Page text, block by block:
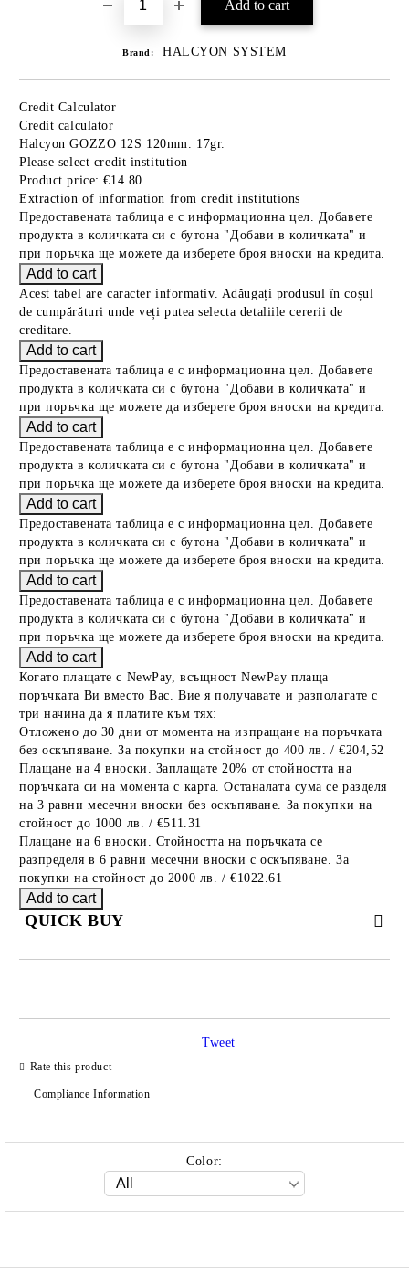
Brand: HALCYON SYSTEM
Credit Calculator
Credit calculator
Halcyon GOZZO 12S 120mm. 17gr.
Please select credit institution
Product price: €14.80
Extraction of information from credit institutions
Предоставената таблица е с информационна цел. Добавете
продукта в количката си с бутона "Добави в количката" и
при поръчка ще можете да изберете броя вноски на кредита.
Acest tabel are caracter informativ. Adăugați produsul în coșul
de cumpărături unde veți putea selecta detaliile cererii de
creditare.
Предоставената таблица е с информационна цел. Добавете
продукта в количката си с бутона "Добави в количката" и
при поръчка ще можете да изберете броя вноски на кредита.
Предоставената таблица е с информационна цел. Добавете
продукта в количката си с бутона "Добави в количката" и
при поръчка ще можете да изберете броя вноски на кредита.
Предоставената таблица е с информационна цел. Добавете
продукта в количката си с бутона "Добави в количката" и
при поръчка ще можете да изберете броя вноски на кредита.
Предоставената таблица е с информационна цел. Добавете
продукта в количката си с бутона "Добави в количката" и
при поръчка ще можете да изберете броя вноски на кредита.
Когато плащате с NewPay, всъщност NewPay плаща
поръчката Ви вместо Вас. Вие я получавате и разполагате с
три начина да я платите към тях:
Отложено до 30 дни от момента на изпращане на поръчката
без оскъпяване. За покупки на стойност до 400 лв. / €204,52
Плащане на 4 вноски. Заплащате 20% от стойността на
поръчката си на момента с карта. Останалата сума се разделя
на 3 равни месечни вноски без оскъпяване. За покупки на
стойност до 1000 лв. / €511.31
Плащане на 6 вноски. Стойността на поръчката се
разпределя в 6 равни месечни вноски с оскъпяване. За
покупки на стойност до 2000 лв. / €1022.61
QUICK BUY
We will contact you to finalize the order
Rate this product
Compliance Information
Tweet
Color: